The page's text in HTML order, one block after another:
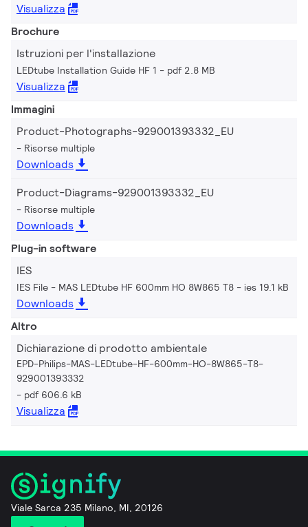
Visualizza
Brochure
Istruzioni per l'installazione
LEDtube Installation Guide HF 1 pdf 2.8 MB
Visualizza
Immagini
Product-Photographs-929001393332_EU
Risorse multiple
Downloads
Product-Diagrams-929001393332_EU
Risorse multiple
Downloads
Plug-in software
IES
IES File - MAS LEDtube HF 600mm HO 8W865 T8 ies 19.1 kB
Downloads
Altro
Dichiarazione di prodotto ambientale
EPD-Philips-MAS-LEDtube-HF-600mm-HO-8W865-T8-
929001393332
pdf 606.6 kB
Visualizza
Viale Sarca 235 Milano, MI, 20126